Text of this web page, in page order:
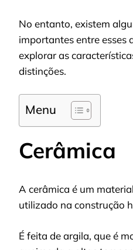
No entanto, existem
importantes entre esses
explorar as
distinções.
Menu
Cerâmica
A cerâmica é um
utilizado na construção
É feita de argila, que é